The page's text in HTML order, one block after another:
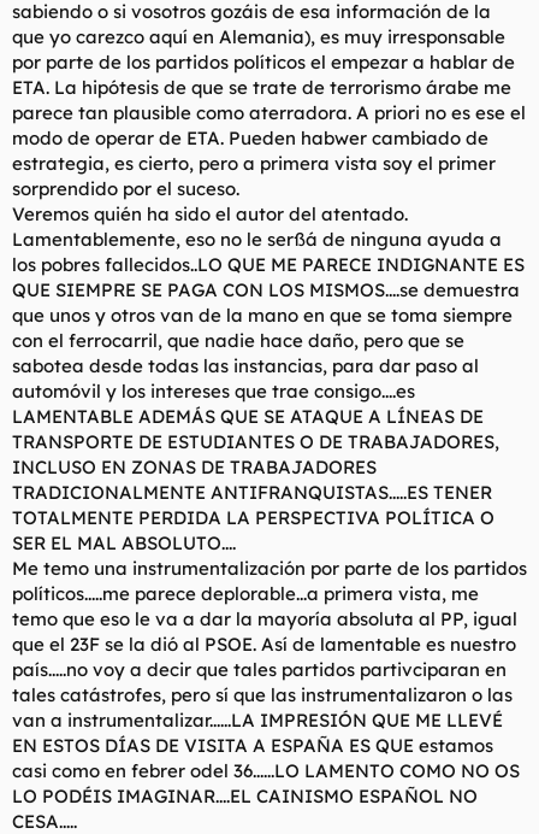
sabiendo o si vosotros gozáis de esa información de la
que yo carezco aquí en Alemania), es muy irresponsable
por parte de los partidos políticos el empezar a hablar de
ETA. La hipótesis de que se trate de terrorismo árabe me
parece tan plausible como aterradora. A priori no es ese el
modo de operar de ETA. Pueden habwer cambiado de
estrategia, es cierto, pero a primera vista soy el primer
sorprendido por el suceso.
Veremos quién ha sido el autor del atentado.
Lamentablemente, eso no le serßá de ninguna ayuda a
los pobres fallecidos..LO QUE ME PARECE INDIGNANTE ES
QUE SIEMPRE SE PAGA CON LOS MISMOS....se demuestra
que unos y otros van de la mano en que se toma siempre
con el ferrocarril, que nadie hace daño, pero que se
sabotea desde todas las instancias, para dar paso al
automóvil y los intereses que trae consigo....es
LAMENTABLE ADEMÁS QUE SE ATAQUE A LÍNEAS DE
TRANSPORTE DE ESTUDIANTES O DE TRABAJADORES,
INCLUSO EN ZONAS DE TRABAJADORES
TRADICIONALMENTE ANTIFRANQUISTAS.....ES TENER
TOTALMENTE PERDIDA LA PERSPECTIVA POLÍTICA O
SER EL MAL ABSOLUTO....
Me temo una instrumentalización por parte de los partidos
políticos.....me parece deplorable...a primera vista, me
temo que eso le va a dar la mayoría absoluta al PP, igual
que el 23F se la dió al PSOE. Así de lamentable es nuestro
país.....no voy a decir que tales partidos partivciparan en
tales catástrofes, pero sí que las instrumentalizaron o las
van a instrumentalizar......LA IMPRESIÓN QUE ME LLEVÉ
EN ESTOS DÍAS DE VISITA A ESPAÑA ES QUE estamos
casi como en febrer odel 36......LO LAMENTO COMO NO OS
LO PODÉIS IMAGINAR....EL CAINISMO ESPAÑOL NO
CESA.....